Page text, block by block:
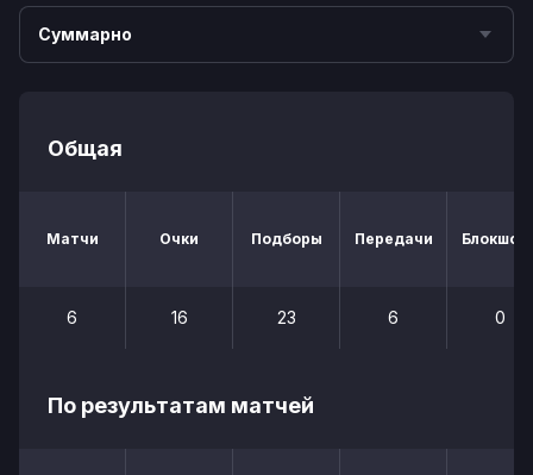
Суммарно
Общая
Матчи Очки Подборы Передачи
6 16 23 6 0
По результатам матчей